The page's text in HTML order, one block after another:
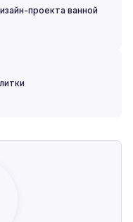
проекта ванной